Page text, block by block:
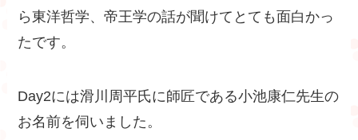
ら東洋哲学、帝王学の話が聞けてとても面白かっ
たです。
Day2には滑川周平氏に師匠である小池康仁先生の
お名前を伺いました。